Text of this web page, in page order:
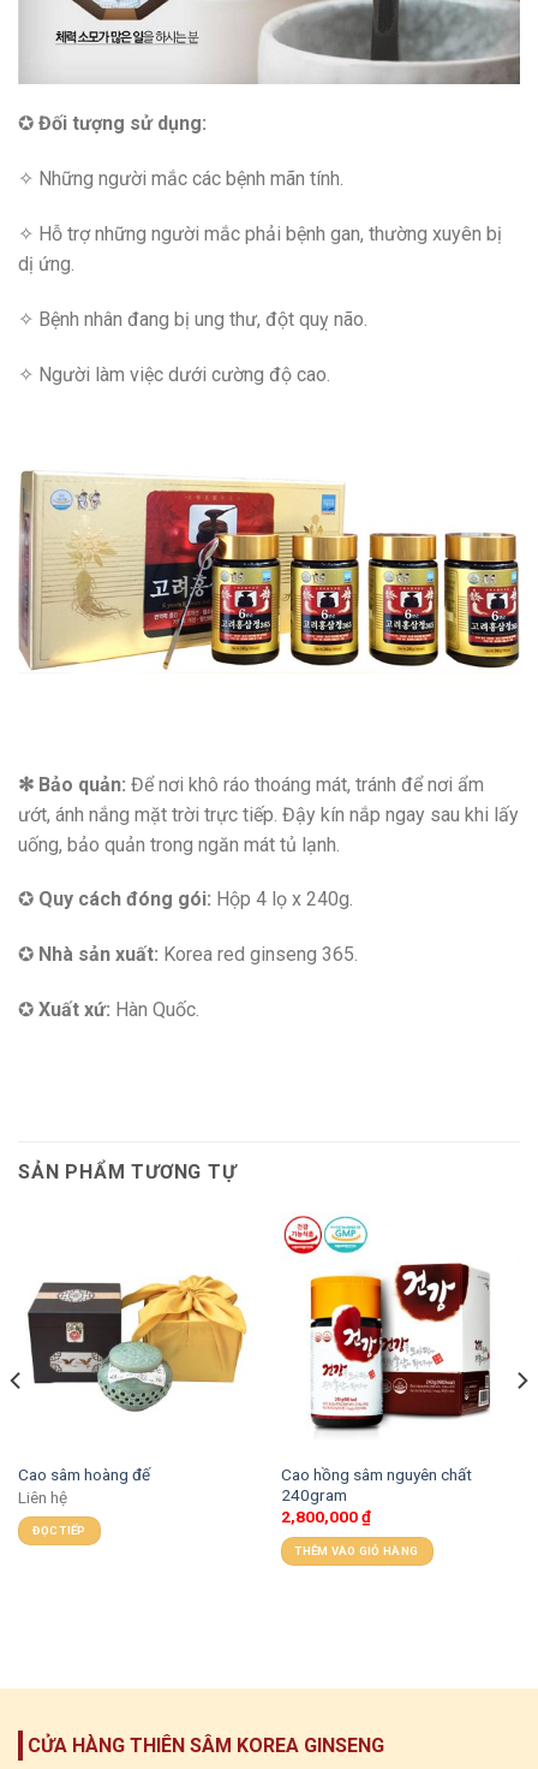
✪ Đối tượng sử dụng:
✧ Những người mắc các bệnh mãn tính.
✧ Hỗ trợ những người mắc phải bệnh gan, thường xuyên bị
dị ứng.
✧ Bệnh nhân đang bị ung thư, đột quỵ não.
✧ Người làm việc dưới cường độ cao.
✻ Bảo quản: Để nơi khô ráo thoáng mát, tránh để nơi ẩm
ướt, ánh nắng mặt trời trực tiếp. Đậy kín nắp ngay sau khi lấy
uống, bảo quản trong ngăn mát tủ lạnh.
✪ Quy cách đóng gói: Hộp 4 lọ x 240g.
✪ Nhà sản xuất: Korea red ginseng 365.
✪ Xuất xứ: Hàn Quốc.
SẢN PHẨM TƯƠNG TỰ
Cao sâm hoàng đế
Liên hệ
ĐỌC TIẾP
Cao hồng sâm nguyên chất
240gram
2,800,000₫
THÊM VÀO GIỎ HÀNG
CỬA HÀNG THIÊN SÂM KOREA GINSENG